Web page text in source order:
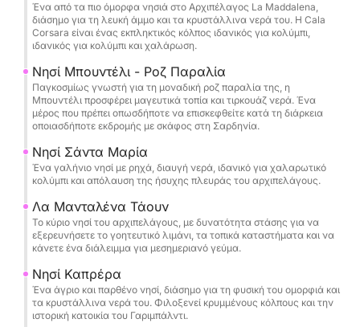
✔ Ιδιωτικό σκάφος για αποκλειστική χρήση της
ομάδας σας
✔ Ευέλικτο δρομολόγιο με βάση τις καιρικές
συνθήκες και τις προτιμήσεις σας
✔ Πρόσβαση στα πιο όμορφα και λιγότερο
πολυσύχναστα σημεία
✔ Τοπικός καπετάνιος με εις βάθος γνώση της
περιοχής
Κατόπιν αιτήματος, μπορούμε επίσης να
οργανώσουμε γεύμα σε αποκλειστικά
παραθαλάσσια εστιατόρια ή να συμπεριλάβουμε
παιχνίδια στο νερό.
Ιδανικό για ζευγάρια, οικογένειες ή μικρές ομάδες
που αναζητούν μια αυθεντική, υψηλής ποιότητας
εμπειρία στη Σαρδηνία.
Ένα από τα πιο όμορφα νησιά στο Αρχιπέλαγος La Maddalena,
διάσημο για τη λευκή άμμο και τα κρυστάλλινα νερά του. Η Cala
Corsara είναι ένας εκπληκτικός κόλπος ιδανικός για κολύμπι,
ιδανικός για κολύμπι και χαλάρωση.
Νησί Μπουντέλι - Ροζ Παραλία
Παγκοσμίως γνωστή για τη μοναδική ροζ παραλία της, η
Μπουντέλι προσφέρει μαγευτικά τοπία και τιρκουάζ νερά. Ένα
μέρος που πρέπει οπωσδήποτε να επισκεφθείτε κατά τη διάρκεια
οποιασδήποτε εκδρομής με σκάφος στη Σαρδηνία.
Νησί Σάντα Μαρία
Ένα γαλήνιο νησί με ρηχά, διαυγή νερά, ιδανικό για χαλαρωτικό
κολύμπι και απόλαυση της ήσυχης πλευράς του αρχιπελάγους.
Λα Μανταλένα Τάουν
Το κύριο νησί του αρχιπελάγους, με δυνατότητα στάσης για να
εξερευνήσετε το γοητευτικό λιμάνι, τα τοπικά καταστήματα και να
κάνετε ένα διάλειμμα για μεσημεριανό γεύμα.
Νησί Καπρέρα
Ένα άγριο και παρθένο νησί, διάσημο για τη φυσική του ομορφιά και
τα κρυστάλλινα νερά του. Φιλοξενεί κρυμμένους κόλπους και την
ιστορική κατοικία του Γαριμπάλντι.